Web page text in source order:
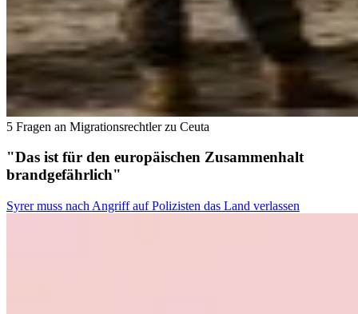
5 Fragen an Migrationsrechtler zu Ceuta
"Das ist für den europäischen Zusammenhalt
brandgefährlich"
Syrer muss nach Angriff auf Polizisten das Land verlassen